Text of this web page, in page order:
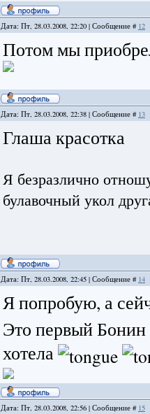
Дата: Пт, 28.03.2008, 22:20 | Сообщение # 12
Потом мы
Дата: Пт, 28.03.2008, 22:38 | Сообщение # 13
Глаша красотка
Я безразлично
булавочный укол
Дата: Пт, 28.03.2008, 22:45 | Сообщение # 14
Я попробую, а
Это первый Бонин
хотела
Дата: Пт, 28.03.2008, 22:56 | Сообщение # 15